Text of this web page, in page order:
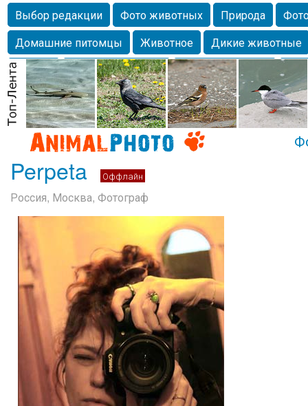
Выбор редакции Фото животных Природа
Домашние питомцы
Животное
Дикие животные
Собаки
Alexanderandronik Млекопитающие
Морда
Собачка Осень Портрет
Домашние
Насекомое
Коты Lebert Дикие птицы Утка
Perpeta Оффлайн
Россия, Москва, Фотограф